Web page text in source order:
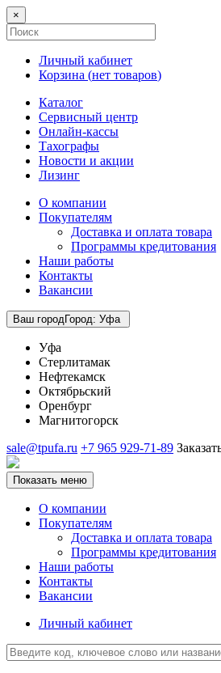
×
Личный кабинет
Корзина (нет товаров)
Каталог
Сервисный центр
Онлайн-кассы
Тахографы
Новости и акции
Лизинг
О компании
Покупателям
Доставка и оплата товара
Программы кредитования
Наши работы
Контакты
Вакансии
Ваш городГород: Уфа
Уфа
Стерлитамак
Нефтекамск
Октябрьский
Оренбург
Магнитогорск
sale@tpufa.ru +7 965 929-71-89
Показать меню
О компании
Покупателям
Доставка и оплата товара
Программы кредитования
Наши работы
Контакты
Вакансии
Личный кабинет